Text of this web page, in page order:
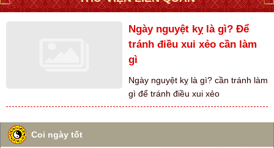
Ngày nguyệt kỵ là gì? Để
tránh điều xui xẻo cần làm
gì
Ngày nguyệt kỵ là gì? cần tránh làm
gì để tránh điều xui xẻo
Coi ngày tốt